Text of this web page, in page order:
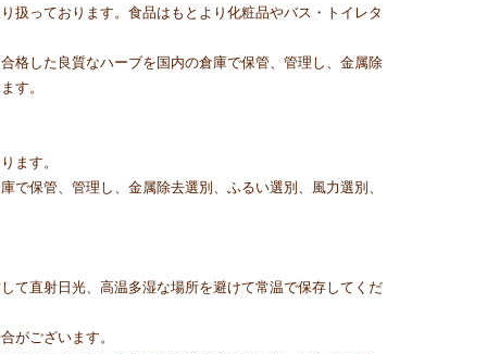
扱っております。食品はもとより化粧品やバス・トイレタ
格した良質なハーブを国内の倉庫で保管、管理し、金属除
す。
ます。
で保管、管理し、金属除去選別、ふるい選別、風力選別、
て直射日光、高温多湿な場所を避けて常温で保存してくだ
がございます。